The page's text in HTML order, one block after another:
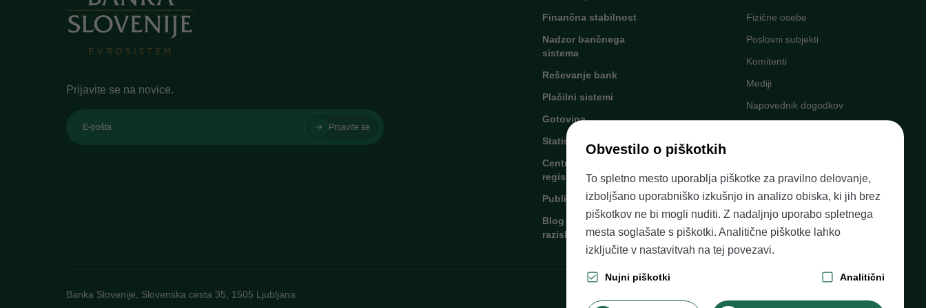
Prijavite se na novice.
E-pošta Prijavite se
Finančna stabilnost
Nadzor bančnega
sistema
Reševanje bank
Plačilni sistemi
Gotovina
Statistika
Centralni kreditni
register
Publikacije
Blog in avtorske
raziskave
Fizične osebe
Poslovni subjekti
Komitenti
Mediji
Napovednik dogodkov
Banka Slovenije, Slovenska cesta 35, 1505 Ljubljana
Obvestilo o piškotkih
To spletno mesto uporablja piškotke za pravilno delovanje,
izboljšano uporabniško izkušnjo in analizo obiska, ki jih brez
piškotkov ne bi mogli nuditi. Z nadaljnjo uporabo spletnega
mesta soglašate s piškotki. Analitične piškotke lahko
izključite v nastavitvah na tej povezavi.
Nujni piškotki Analitični